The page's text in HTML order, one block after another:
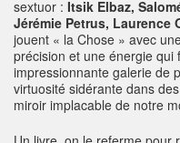
sextuor : Itsik Elbaz,
Jérémie Petrus, Laurence
jouent « la Chose » avec
précision et une énergie qui
impressionnante galerie de
virtuosité sidérante dans
miroir implacable de notre